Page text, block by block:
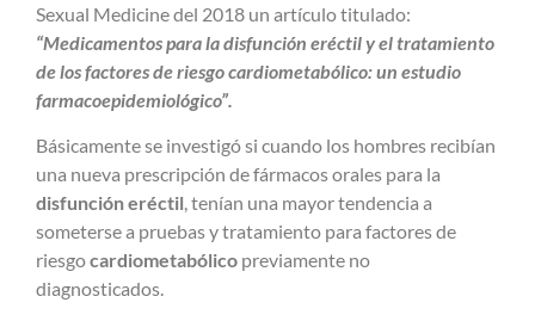
Sexual Medicine del 2018 un artículo titulado:
“Medicamentos para la disfunción eréctil y el tratamiento
de los factores de riesgo cardiometabólico: un estudio
farmacoepidemiológico”.
Básicamente se investigó si cuando los hombres recibían
una nueva prescripción de fármacos orales para la
disfunción eréctil, tenían una mayor tendencia a
someterse a pruebas y tratamiento para factores de
riesgocardiometabólico previamente no
diagnosticados.